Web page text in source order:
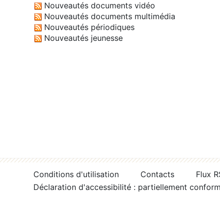
Nouveautés documents vidéo
Nouveautés documents multimédia
Nouveautés périodiques
Nouveautés jeunesse
Conditions d'utilisation Contacts
Flux
Déclaration d'accessibilité : partiellement